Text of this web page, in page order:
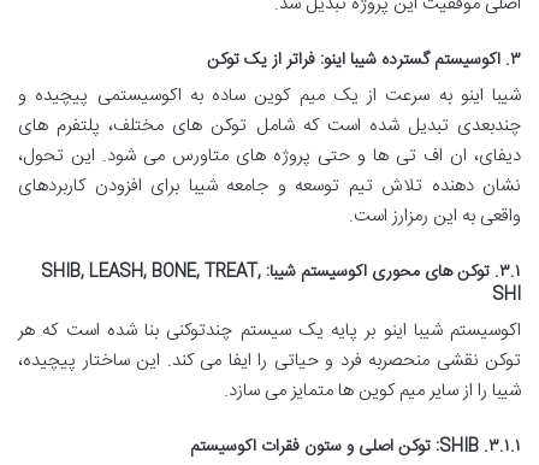
۳. اکوسیستم گسترده شیبا اینو: فراتر از یک توکن
شیبا اینو به سرعت از یک میم کوین ساده به اکوسیستمی پیچیده و
چندبعدی تبدیل شده است که شامل توکن های مختلف، پلتفرم های
دیفای، ان اف تی ها و حتی پروژه های متاورس می شود. این تحول،
نشان دهنده تلاش تیم توسعه و جامعه شیبا برای افزودن کاربردهای
واقعی به این رمزارز است.
۳.۱. توکن های محوری اکوسیستم شیبا: SHIB, LEASH, BONE, TREAT,
SHI
اکوسیستم شیبا اینو بر پایه یک سیستم چندتوکنی بنا شده است که هر
توکن نقشی منحصربه فرد و حیاتی را ایفا می کند. این ساختار پیچیده،
شیبا را از سایر میم کوین ها متمایز می سازد.
۳.۱.۱. SHIB: توکن اصلی و ستون فقرات اکوسیستم